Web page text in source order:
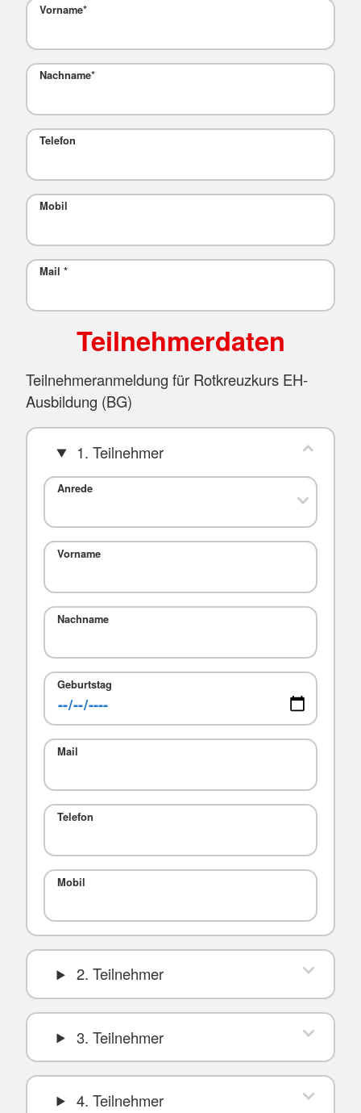
Vorname*
Nachname*
Telefon
Mobil
Mail *
Teilnehmerdaten
Teilnehmeranmeldung für Rotkreuzkurs EH-
Ausbildung (BG)
1. Teilnehmer
Anrede
Vorname
Nachname
Geburtstag
Mail
Telefon
Mobil
2. Teilnehmer
3. Teilnehmer
4. Teilnehmer